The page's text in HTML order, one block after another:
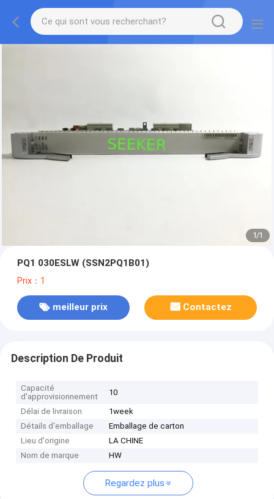
1/1
PQ1 030ESLW (SSN2PQ1B01)
Prix：1
meilleur prix Contactez
Description De Produit
Capacité
d'approvisionnement
10
Délai de livraison
1week
Détails d'emballage
Emballage de carton
Lieu d'origine
LA CHINE
Nom de marque
HW
Regardez plus